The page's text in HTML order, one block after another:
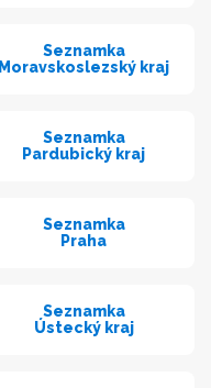
Seznamka
Moravskoslezský kraj
Seznamka
Pardubický kraj
Seznamka
Praha
Seznamka
Ústecký kraj